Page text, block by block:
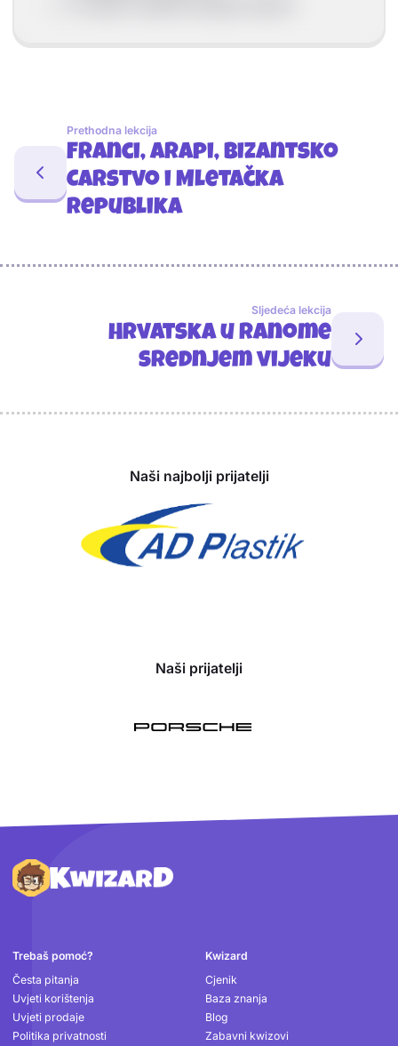
Prethodna lekcija
Franci, Arapi, Bizantsko
Carstvo i Mletačka
republika
Sljedeća lekcija
Hrvatska u ranome
srednjem vijeku
Naši najbolji prijatelji
Naši prijatelji
Podnožje
Trebaš pomoć?
Česta pitanja
Uvjeti korištenja
Uvjeti prodaje
Politika privatnosti
Kwizard
Cjenik
Baza znanja
Blog
Zabavni kwizovi